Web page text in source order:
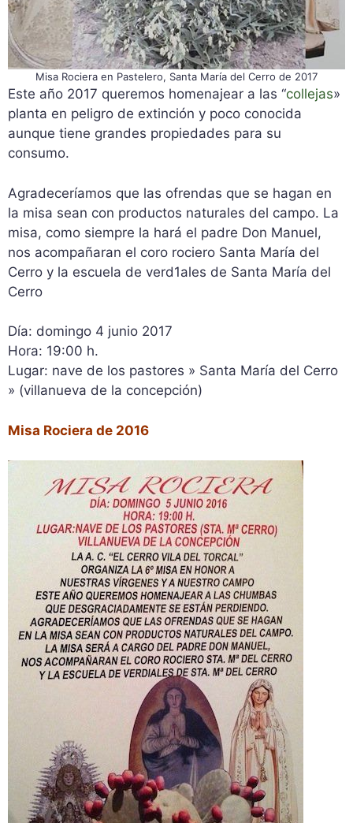
Misa Rociera en Pastelero, Santa María del Cerro de 2017
Este año 2017 queremos homenajear a las “collejas»
planta en peligro de extinción y poco conocida
aunque tiene grandes propiedades para su
consumo.
Agradeceríamos que las ofrendas que se hagan en
la misa sean con productos naturales del campo. La
misa, como siempre la hará el padre Don Manuel,
nos acompañaran el coro rociero Santa María del
Cerro y la escuela de verd1ales de Santa María del
Cerro
Día: domingo 4 junio 2017
Hora: 19:00 h.
Lugar: nave de los pastores » Santa María del Cerro
» (villanueva de la concepción)
Misa Rociera de 2016